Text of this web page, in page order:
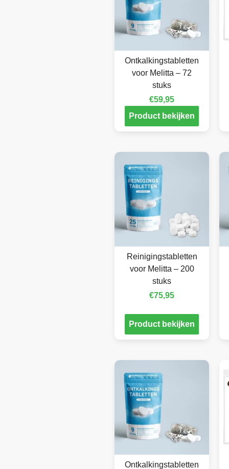
Ontkalkingstabletten
voor Melitta – 72
stuks
€59,95
Product bekijken
Reinigingstabletten
voor Melitta – 200
stuks
€75,95
Product bekijken
Ontkalkingstabletten